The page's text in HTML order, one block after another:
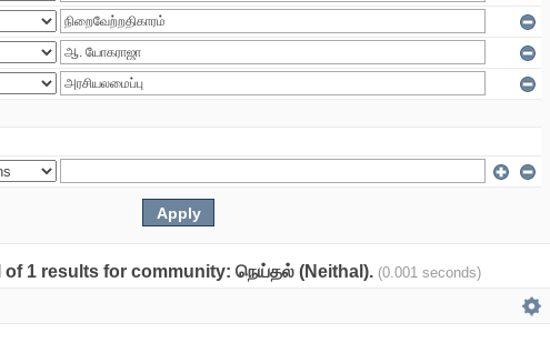
of 1 results for community: நெய்தல் (Neithal). (0.001 seconds)